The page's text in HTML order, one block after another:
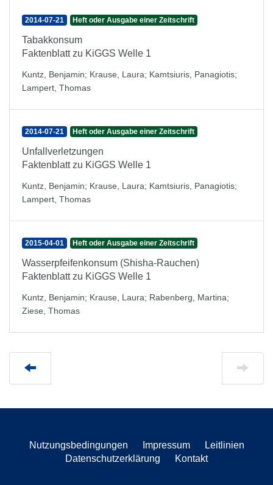
2014-07-21 Heft oder Ausgabe einer Zeitschrift
Tabakkonsum
Faktenblatt zu KiGGS Welle 1
Kuntz, Benjamin; Krause, Laura; Kamtsiuris, Panagiotis;
Lampert, Thomas
2014-07-21 Heft oder Ausgabe einer Zeitschrift
Unfallverletzungen
Faktenblatt zu KiGGS Welle 1
Kuntz, Benjamin; Krause, Laura; Kamtsiuris, Panagiotis;
Lampert, Thomas
2015-04-01 Heft oder Ausgabe einer Zeitschrift
Wasserpfeifenkonsum (Shisha-Rauchen)
Faktenblatt zu KiGGS Welle 1
Kuntz, Benjamin; Krause, Laura; Rabenberg, Martina;
Ziese, Thomas
Nutzungsbedingungen Impressum
Leitlinien
Datenschutzerklärung
Kontakt